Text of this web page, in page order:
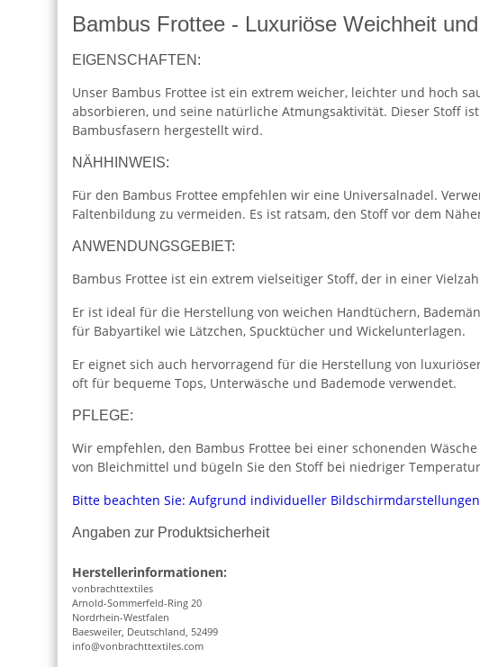
Bambus Frottee - Luxuriöse Weichheit
EIGENSCHAFTEN:
Unser Bambus Frottee ist ein extrem weicher, leichter und hoch
absorbieren, und seine natürliche Atmungsaktivität. Dieser Stoff
Bambusfasern hergestellt wird.
NÄHHINWEIS:
Für den Bambus Frottee empfehlen wir eine Universalnadel.
Faltenbildung zu vermeiden. Es ist ratsam, den Stoff vor dem
ANWENDUNGSGEBIET:
Bambus Frottee ist ein extrem vielseitiger Stoff, der in einer
Er ist ideal für die Herstellung von weichen Handtüchern,
für Babyartikel wie Lätzchen, Spucktücher und Wickelunterlagen.
Er eignet sich auch hervorragend für die Herstellung von
oft für bequeme Tops, Unterwäsche und Bademode verwendet.
PFLEGE:
Wir empfehlen, den Bambus Frottee bei einer schonenden
von Bleichmittel und bügeln Sie den Stoff bei niedriger
Bitte beachten Sie: Aufgrund individueller
Angaben zur Produktsicherheit
Herstellerinformationen:
vonbrachttextiles
Arnold-Sommerfeld-Ring 20
Nordrhein-Westfalen
Baesweiler, Deutschland, 52499
info@vonbrachttextiles.com